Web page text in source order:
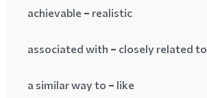
achievable = realistic
associated with = closely related to
a similar way to = like